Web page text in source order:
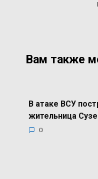
Вам также
В атаке ВСУ
жительница
0